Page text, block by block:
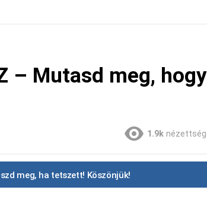
– Mutasd meg,
1.9k nézettség
meg, ha tetszett! Köszönjük!